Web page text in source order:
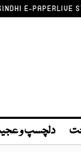
E-PAPERLIVE
دلچسپ و